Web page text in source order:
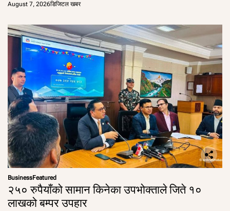
August 7, 2026डिजिटल खबर
BusinessFeatured
२५० रुपैयाँको सामान किनेका उपभोक्ताले जिते १०
लाखको बम्पर उपहार